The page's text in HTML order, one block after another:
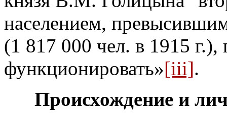
населением,
(1 817 000 чел. в 1915 г.),
функционировать»[iii].
Происхождение и